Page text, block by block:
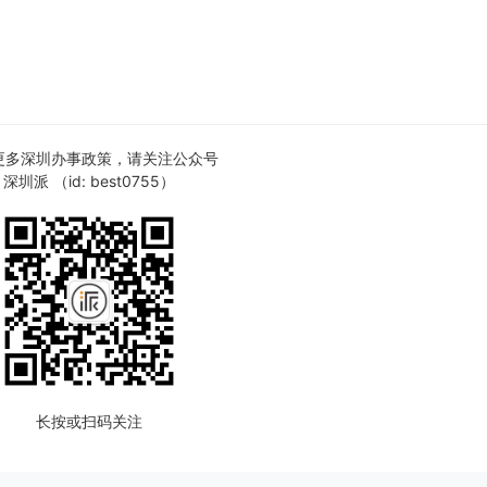
多深圳办事政策，请关注公众号
深圳派 （id: best0755）
长按或扫码关注